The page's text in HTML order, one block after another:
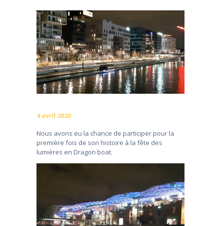
4 avril 2020
Nous avons eu la chance de participer pour la
première fois de son histoire à la fête des
lumières en Dragon boat.